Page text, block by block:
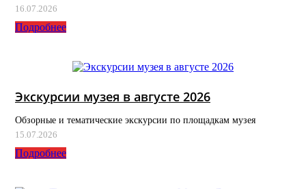
16.07.2026
Подробнее
Экскурсии музея в августе 2026
Обзорные и тематические экскурсии по площадкам музея
15.07.2026
Подробнее